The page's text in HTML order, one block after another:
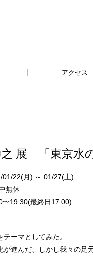
アクセス
展 「東京水
22(月) ～ 01/27(土)
無休
19:30(最終日17:00)
ーマとしてみた。
進んだ、しかし我々の足